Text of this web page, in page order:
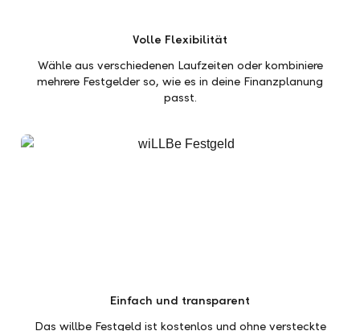
Volle Flexibilität
Wähle aus verschiedenen Laufzeiten oder kombiniere
mehrere Festgelder so, wie es in deine Finanzplanung
passt.
Einfach und transparent
Das willbe Festgeld ist kostenlos und ohne versteckte